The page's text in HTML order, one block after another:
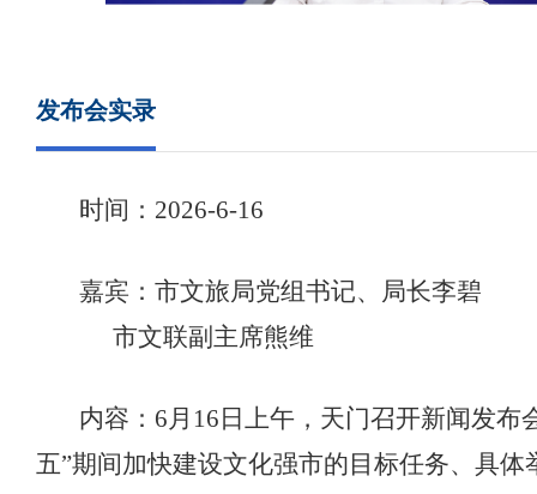
发布会实录
时间： 2026-6-16
嘉宾： 市文旅局党组书记、局长李碧
市文联副主席熊维
内容： 6月 16 日 上午，天门召开新闻发布
五”期间加快建设文化强市的目标任务、具体